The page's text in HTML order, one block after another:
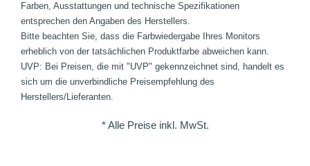
Farben, Ausstattungen und technische Spezifikationen
entsprechen den Angaben des Herstellers.
Bitte beachten Sie, dass die Farbwiedergabe Ihres Monitors
erheblich von der tatsächlichen Produktfarbe abweichen kann.
UVP: Bei Preisen, die mit "UVP" gekennzeichnet sind, handelt es
sich um die unverbindliche Preisempfehlung des
Herstellers/Lieferanten.
* Alle Preise inkl. MwSt.